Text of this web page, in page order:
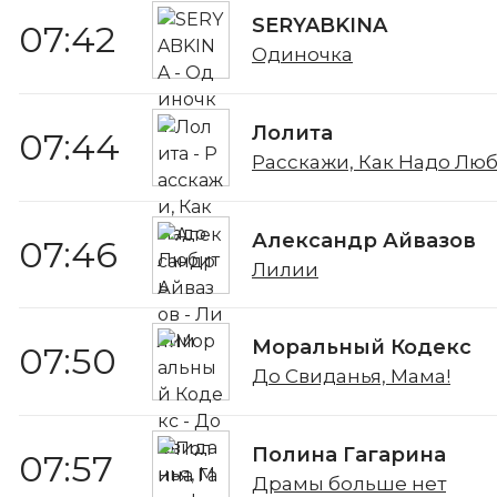
07:42 SERYABKINA
Одиночка
07:44 Лолита
Расскажи, Как Надо
07:46 Александр Айвазов
Лилии
07:50 Моральный Кодекс
До Свиданья, Мама!
07:57 Полина Гагарина
Драмы больше нет